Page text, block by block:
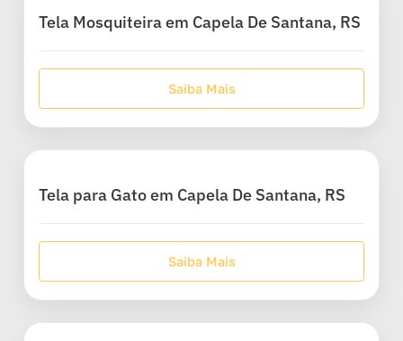
Tela Mosquiteira em Capela De Santana, RS
Saiba Mais
Tela para Gato em Capela De Santana, RS
Saiba Mais